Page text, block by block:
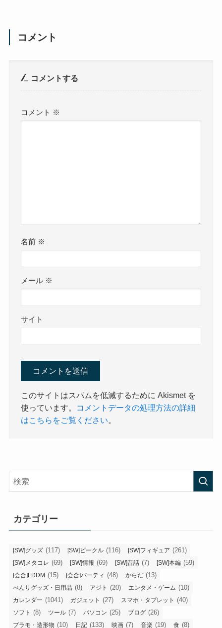
コメント
コメントする
コメント ※
名前 ※
メール ※
サイト
このサイトはスパムを低減するために Akismet を
使っています。
コメントデータの処理方法の詳細
はこちらをご覧ください。
カテゴリー
[SW]グッズ (117) [SW]ビークル (116) [SW]フィギュア (261)
[SW]メタコレ (69) [SW]情報 (69) [SW]昔話 (7) [SW]本編 (59)
[会合]FDDM (15) [会合]パーティ (48) からだ (13)
べんりグッズ・日用品 (8) アジト (20) エンタメ・ゲーム (10)
カレンダー (1041) ガジェット (27) スマホ・タブレット (40)
ソフト (8) ツール (7) パソコン (25) ブログ (26)
プラモ・造形物 (10) 日記 (133) 映画 (7) 音楽 (19) 食 (8)